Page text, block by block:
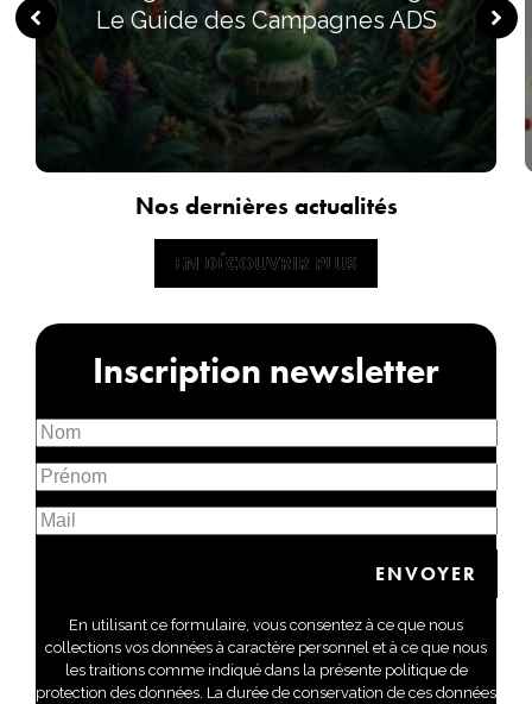
Le Guide des Campagnes ADS
Nos dernières actualités
EN DÉCOUVRIR PLUS
EN DÉCOUVRIR PLUS
Inscription newsletter
En utilisant ce formulaire, vous consentez à ce que nous
collections vos données à caractère personnel et à ce que nous
les traitions comme indiqué dans la présente politique de
protection des données. La durée de conservation de ces données